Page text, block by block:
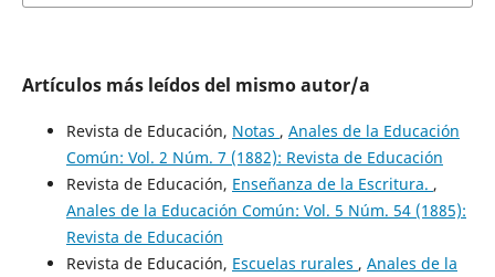
Artículos más leídos del mismo autor/a
Revista de Educación, Notas , Anales de la Educación
Común: Vol. 2 Núm. 7 (1882): Revista de Educación
Revista de Educación, Enseñanza de la Escritura. ,
Anales de la Educación Común: Vol. 5 Núm. 54 (1885):
Revista de Educación
Revista de Educación, Escuelas rurales , Anales de la